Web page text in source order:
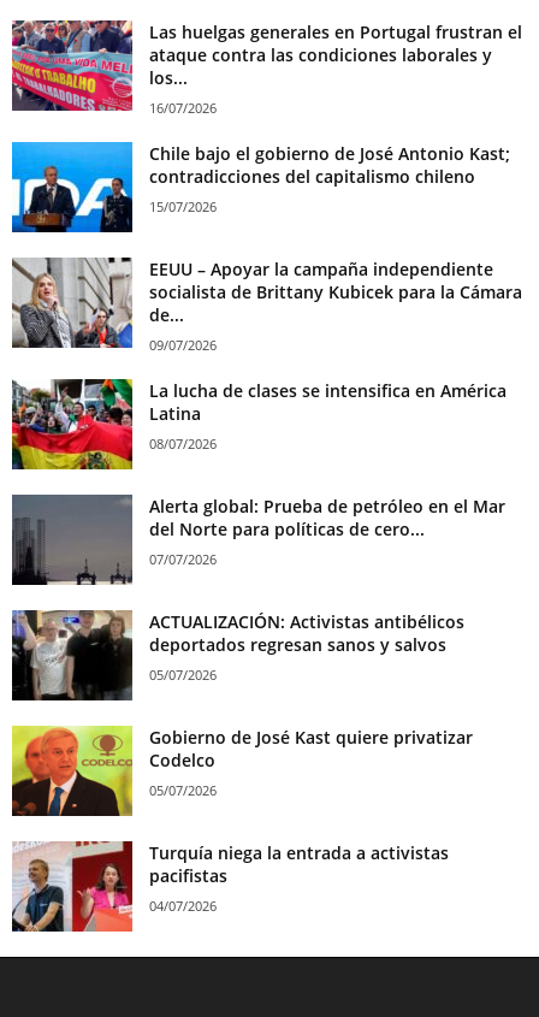
Las huelgas generales en Portugal frustran el
ataque contra las condiciones laborales y
los...
16/07/2026
Chile bajo el gobierno de José Antonio Kast;
contradicciones del capitalismo chileno
15/07/2026
EEUU – Apoyar la campaña independiente
socialista de Brittany Kubicek para la Cámara
de...
09/07/2026
La lucha de clases se intensifica en América
Latina
08/07/2026
Alerta global: Prueba de petróleo en el Mar
del Norte para políticas de cero...
07/07/2026
ACTUALIZACIÓN: Activistas antibélicos
deportados regresan sanos y salvos
05/07/2026
Gobierno de José Kast quiere privatizar
Codelco
05/07/2026
Turquía niega la entrada a activistas
pacifistas
04/07/2026